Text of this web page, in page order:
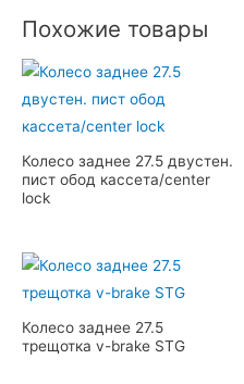
Похожие товары
Колесо заднее 27.5 двустен.
пист обод кассета/center
lock
Колесо заднее 27.5
трещотка v-brake STG